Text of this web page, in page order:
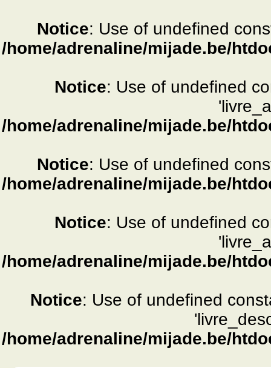
Notice: Use of undefined
/home/adrenaline/mijade.be/
Notice: Use of undefined
/home/adrenaline/mijade.be/
Notice: Use of undefined
/home/adrenaline/mijade.be/
Notice: Use of undefined
/home/adrenaline/mijade.be/
Notice: Use of undefined
/home/adrenaline/mijade.be/